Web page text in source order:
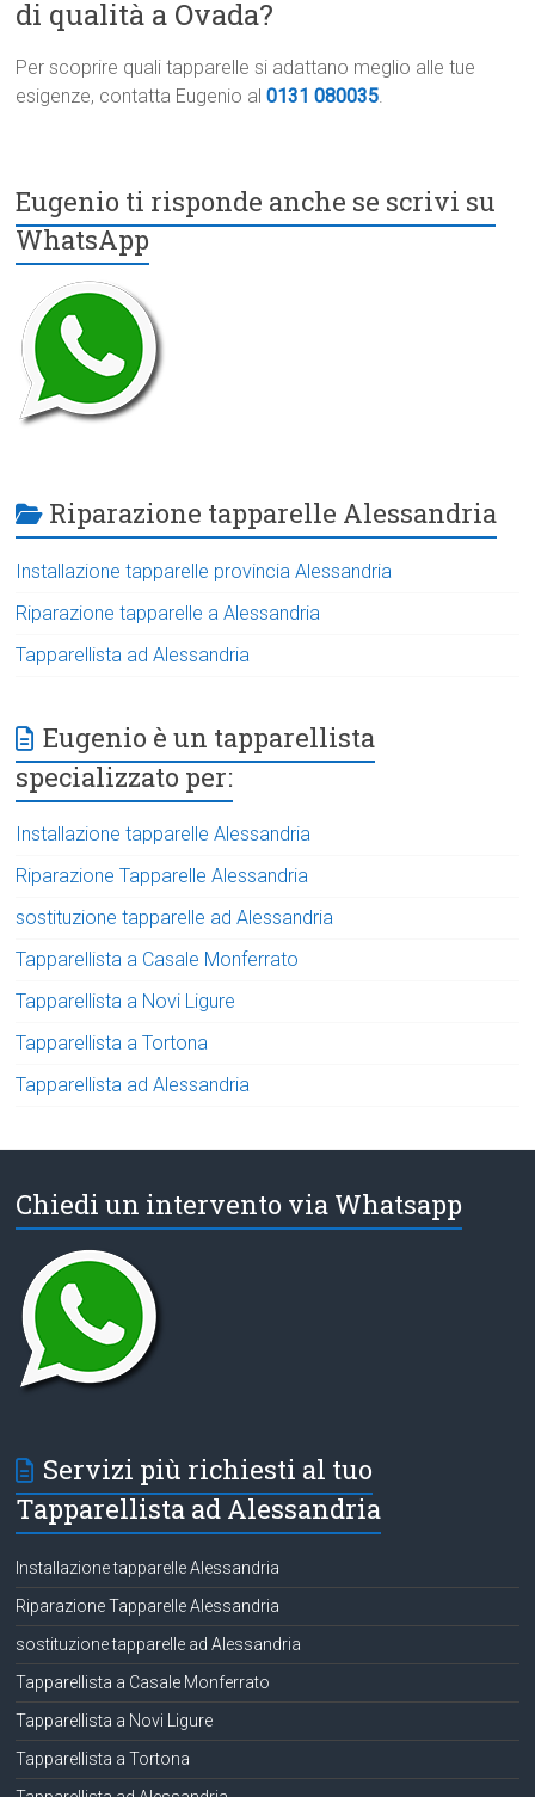
di qualità a Ovada?
Per scoprire quali tapparelle si adattano meglio alle tue
esigenze, contatta Eugenio al0131 080035.
Eugenio ti risponde anche se scrivi su
WhatsApp
Riparazione tapparelle Alessandria
Installazione tapparelle provincia Alessandria
Riparazione tapparelle a Alessandria
Tapparellista ad Alessandria
Eugenio è un tapparellista
specializzato per:
Installazione tapparelle Alessandria
Riparazione Tapparelle Alessandria
sostituzione tapparelle ad Alessandria
Tapparellista a Casale Monferrato
Tapparellista a Novi Ligure
Tapparellista a Tortona
Tapparellista ad Alessandria
Chiedi un intervento via Whatsapp
Servizi più richiesti al tuo
Tapparellista ad Alessandria
Installazione tapparelle Alessandria
Riparazione Tapparelle Alessandria
sostituzione tapparelle ad Alessandria
Tapparellista a Casale Monferrato
Tapparellista a Novi Ligure
Tapparellista a Tortona